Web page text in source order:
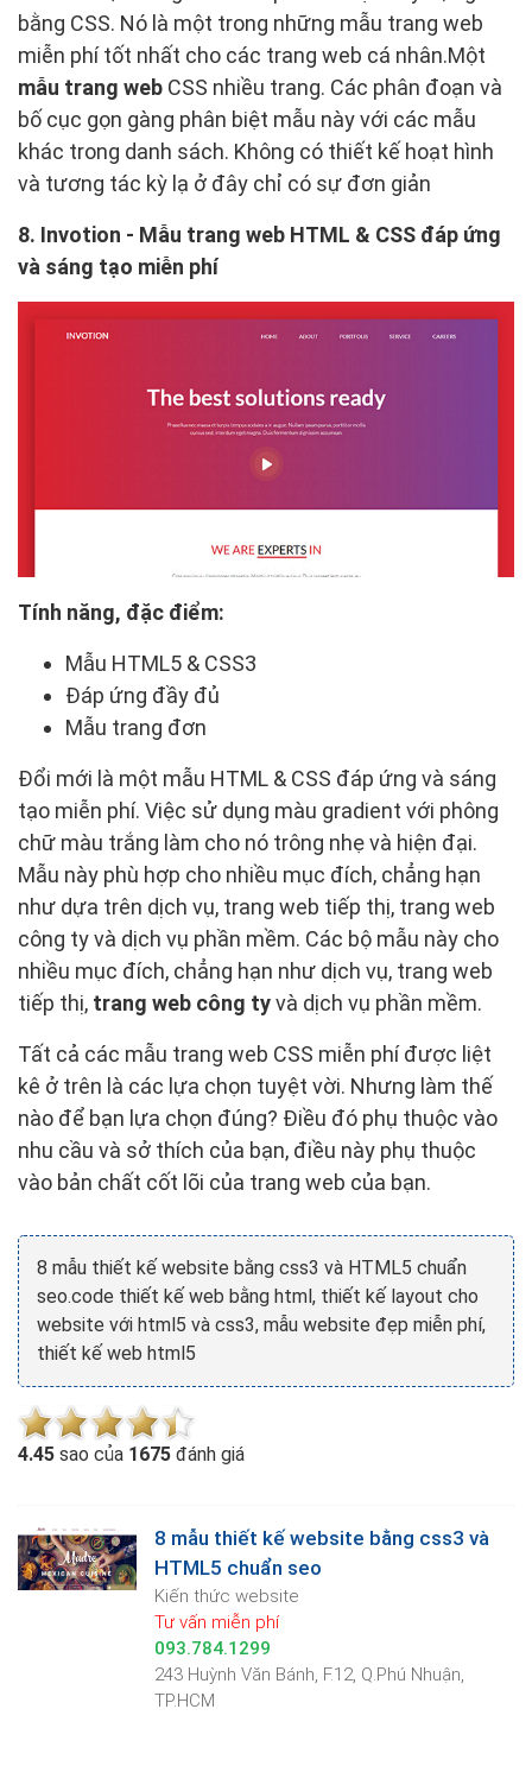
bằng CSS. Nó là một trong những mẫu trang web
miễn phí tốt nhất cho các trang web cá nhân.Một
mẫu trang web CSS nhiều trang. Các phân đoạn và
bố cục gọn gàng phân biệt mẫu này với các mẫu
khác trong danh sách. Không có thiết kế hoạt hình
và tương tác kỳ lạ ở đây chỉ có sự đơn giản
8. Invotion - Mẫu trang web HTML & CSS đáp ứng
và sáng tạo miễn phí
Tính năng, đặc điểm:
Mẫu HTML5 & CSS3
Đáp ứng đầy đủ
Mẫu trang đơn
Đổi mới là một mẫu HTML & CSS đáp ứng và sáng
tạo miễn phí. Việc sử dụng màu gradient với phông
chữ màu trắng làm cho nó trông nhẹ và hiện đại.
Mẫu này phù hợp cho nhiều mục đích, chẳng hạn
như dựa trên dịch vụ, trang web tiếp thị, trang web
công ty và dịch vụ phần mềm. Các bộ mẫu này cho
nhiều mục đích, chẳng hạn như dịch vụ, trang web
tiếp thị, trang web công tyvà dịch vụ phần mềm.
Tất cả các mẫu trang web CSS miễn phí được liệt
kê ở trên là các lựa chọn tuyệt vời. Nhưng làm thế
nào để bạn lựa chọn đúng? Điều đó phụ thuộc vào
nhu cầu và sở thích của bạn, điều này phụ thuộc
vào bản chất cốt lõi của trang web của bạn.
8 mẫu thiết kế website bằng css3 và HTML5 chuẩn
seo.code thiết kế web bằng html, thiết kế layout cho
website với html5 và css3, mẫu website đẹp miễn phí,
thiết kế web html5
4.45 sao của 1675 đánh giá
8 mẫu thiết kế website bằng css3 và
HTML5 chuẩn seo
Kiến thức website
Tư vấn miễn phí
093.784.1299
243 Huỳnh Văn Bánh, F.12, Q.Phú Nhuận,
TP.HCM